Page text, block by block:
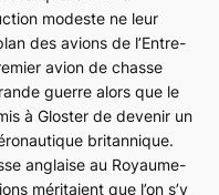
modeste ne leur
des avions de l’Entre-
avion de chasse
guerre alors que le
à Gloster de devenir un
britannique.
anglaise au Royaume-
méritaient que l’on s’y